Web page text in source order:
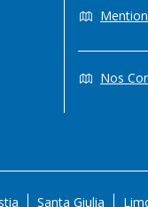
Nos
Santa Giulia